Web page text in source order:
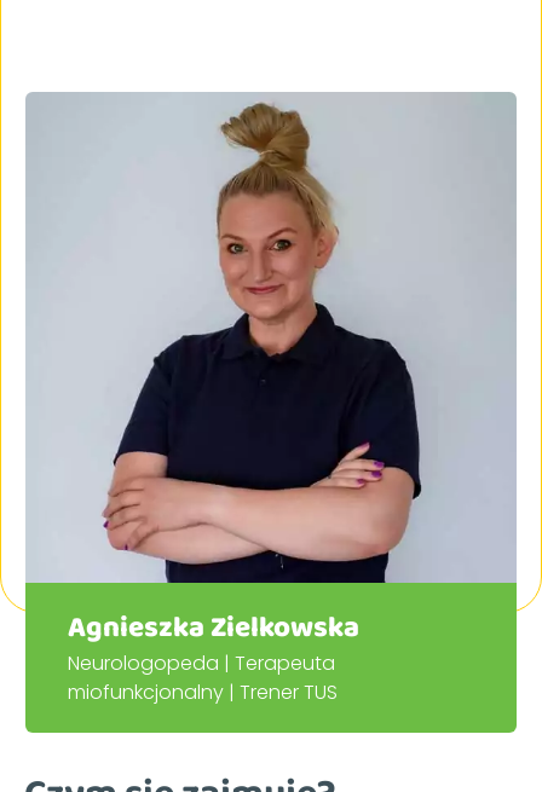
Agnieszka Zielkowska
Neurologopeda | Terapeuta
miofunkcjonalny | Trener TUS